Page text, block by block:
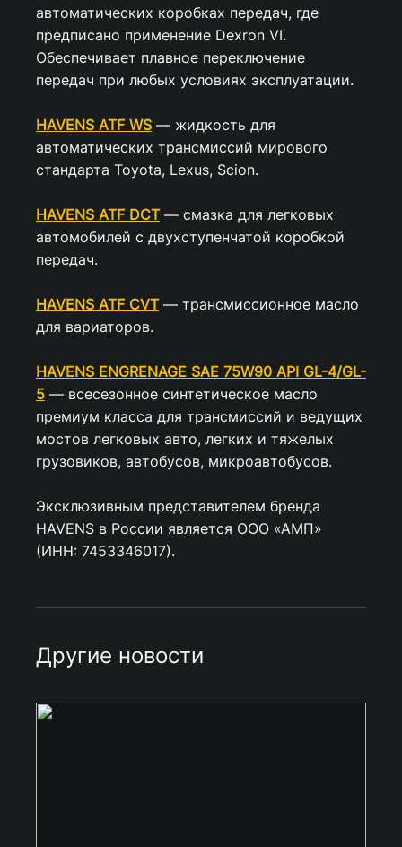
автоматических коробках передач, где
предписано применение Dexron VI.
Обеспечивает плавное переключение
передач при любых условиях эксплуатации.
HAVENS ATF WS — жидкость для
автоматических трансмиссий мирового
стандарта Toyota, Lexus, Scion.
HAVENS ATF DCT— смазка для легковых
автомобилей с двухступенчатой коробкой
передач.
HAVENS ATF CVT— трансмиссионное масло
для вариаторов.
HAVENS ENGRENAGE SAE 75W90 API GL-4/GL-
5 — всесезонное синтетическое масло
премиум класса для трансмиссий и ведущих
мостов легковых авто, легких и тяжелых
грузовиков, автобусов, микроавтобусов.
Эксклюзивным представителем бренда
HAVENS в России является ООО «АМП»
(ИНН: 7453346017).
Другие новости